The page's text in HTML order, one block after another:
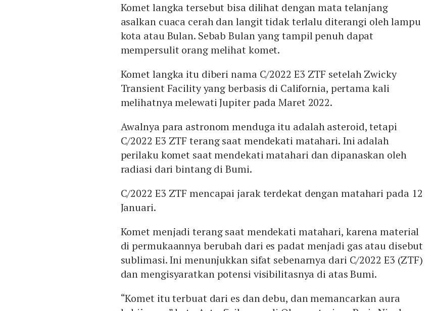
Komet langka tersebut bisa dilihat dengan mata telanjang
asalkan cuaca cerah dan langit tidak terlalu diterangi oleh lampu
kota atau Bulan. Sebab Bulan yang tampil penuh dapat
mempersulit orang melihat komet.
Komet langka itu diberi nama C/2022 E3 ZTF setelah Zwicky
Transient Facility yang berbasis di California, pertama kali
melihatnya melewati Jupiter pada Maret 2022.
Awalnya para astronom menduga itu adalah asteroid, tetapi
C/2022 E3 ZTF terang saat mendekati matahari. Ini adalah
perilaku komet saat mendekati matahari dan dipanaskan oleh
radiasi dari bintang di Bumi.
C/2022 E3 ZTF mencapai jarak terdekat dengan matahari pada 12
Januari.
Komet menjadi terang saat mendekati matahari, karena material
di permukaannya berubah dari es padat menjadi gas atau disebut
sublimasi. Ini menunjukkan sifat sebenarnya dari C/2022 E3 (ZTF)
dan mengisyaratkan potensi visibilitasnya di atas Bumi.
“Komet itu terbuat dari es dan debu, dan memancarkan aura